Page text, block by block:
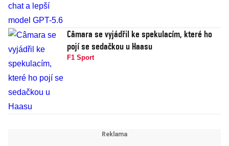
Câmara se vyjádřil ke spekulacím, které ho
pojí se sedačkou u Haasu
F1 Sport